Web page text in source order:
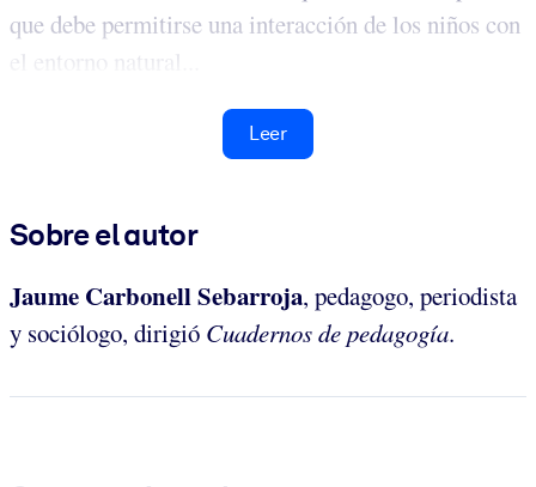
que debe permitirse una interacción de los niños con
el entorno natural...
Leer
Sobre el autor
Jaume Carbonell Sebarroja, pedagogo, periodista
y sociólogo, dirigió Cuadernos de pedagogía.